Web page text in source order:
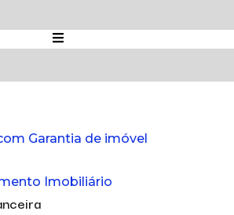
Garantia de imóvel
Imobiliário